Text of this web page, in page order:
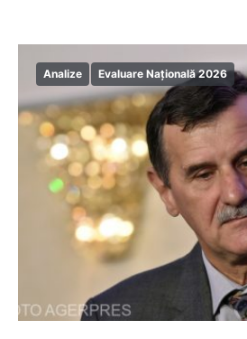
Analize Evaluare Națională 2026